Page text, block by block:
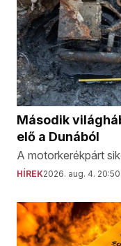
Második
elő a Dunából
A motorkerékpárt
HÍREK2026. aug. 4. 20:50